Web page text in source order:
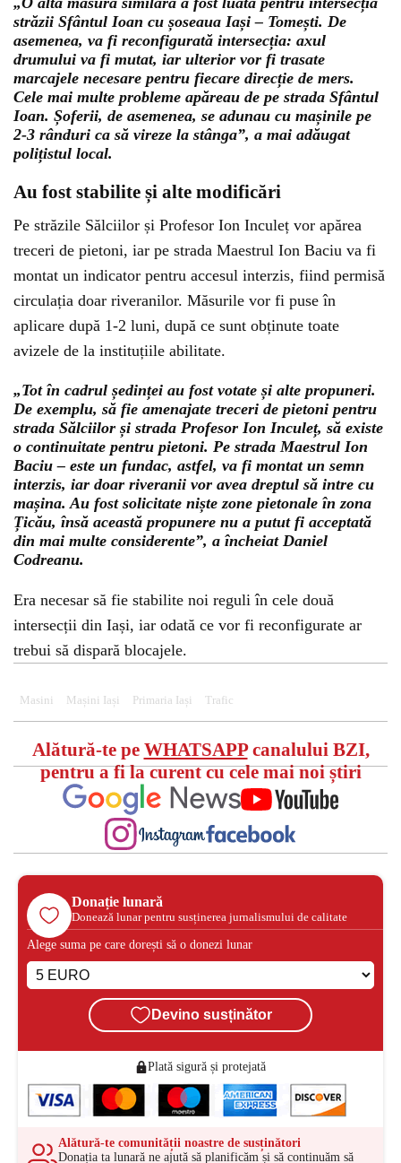
străzii Sfântul Ioan cu șoseaua Iași – Tomești. De
asemenea, va fi reconfigurată intersecția: axul
drumului va fi mutat, iar ulterior vor fi trasate
marcajele necesare pentru fiecare direcție de mers.
Cele mai multe probleme apăreau de pe strada Sfântul
Ioan. Șoferii, de asemenea, se adunau cu mașinile pe
2-3 rânduri ca să vireze la stânga”, a mai adăugat
polițistul local.
Au fost stabilite și alte modificări
Pe străzile Sălciilor și Profesor Ion Inculeț vor apărea
treceri de pietoni, iar pe strada Maestrul Ion Baciu va fi
montat un indicator pentru accesul interzis, fiind permisă
circulația doar riveranilor. Măsurile vor fi puse în
aplicare după 1-2 luni, după ce sunt obținute toate
avizele de la instituțiile abilitate.
„Tot în cadrul ședinței au fost votate și alte propuneri.
De exemplu, să fie amenajate treceri de pietoni pentru
strada Sălciilor și strada Profesor Ion Inculeț, să existe
o continuitate pentru pietoni. Pe strada Maestrul Ion
Baciu – este un fundac, astfel, va fi montat un semn
interzis, iar doar riveranii vor avea dreptul să intre cu
mașina. Au fost solicitate niște zone pietonale în zona
Țicău, însă această propunere nu a putut fi acceptată
din mai multe considerente”, a încheiat Daniel
Codreanu.
Era necesar să fie stabilite noi reguli în cele două
intersecții din Iași, iar odată ce vor fi reconfigurate ar
trebui să dispară blocajele.
Masini Mașini Iași Primaria Iași Trafic
Alătură-te pe WHATSAPPcanalului BZI,
pentru a fi la curent cu cele mai noi știri
Donație lunară
Donează lunar pentru susținerea jurnalismului de calitate
Alege suma pe care dorești să o donezi lunar
Devino susținător
Plată sigură și protejată
Alătură-te comunității noastre de susținători
Donația ta lunară ne ajută să planificăm și să continuăm să